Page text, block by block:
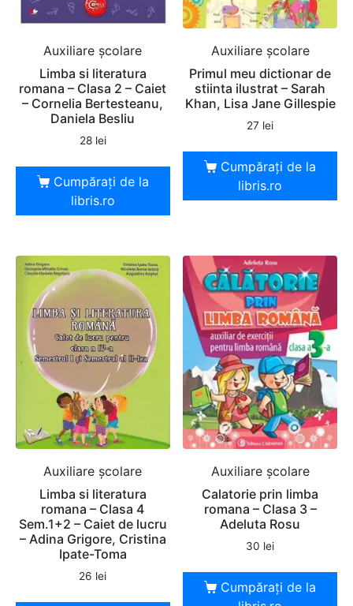
Auxiliare şcolare
Limba si literatura
romana – Clasa 2 – Caiet
– Cornelia Bertesteanu,
Daniela Besliu
28 lei
Cumpărați de la
libris.ro
Auxiliare şcolare
Primul meu dictionar de
stiinta ilustrat – Sarah
Khan, Lisa Jane Gillespie
27 lei
Cumpărați de la
libris.ro
Auxiliare şcolare
Limba si literatura
romana – Clasa 4
Sem.1+2 – Caiet de lucru
– Adina Grigore, Cristina
Ipate-Toma
26 lei
Auxiliare şcolare
Calatorie prin limba
romana – Clasa 3 –
Adeluta Rosu
30 lei
Cumpărați de la